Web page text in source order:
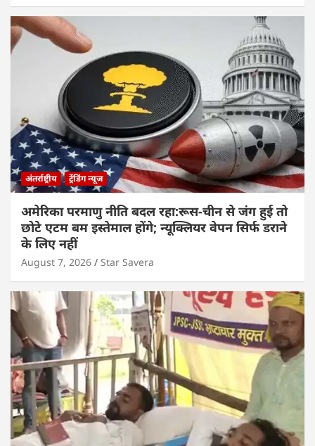
अंतर्राष्ट्रीय ट्रेंडिंग न्यूज
अमेरिका परमाणु नीति बदल रहा:रूस-चीन से जंग हुई तो
छोटे एटम बम इस्तेमाल होंगे; न्यूक्लियर वेपन सिर्फ डराने
के लिए नहीं
August 7, 2026 Star Savera